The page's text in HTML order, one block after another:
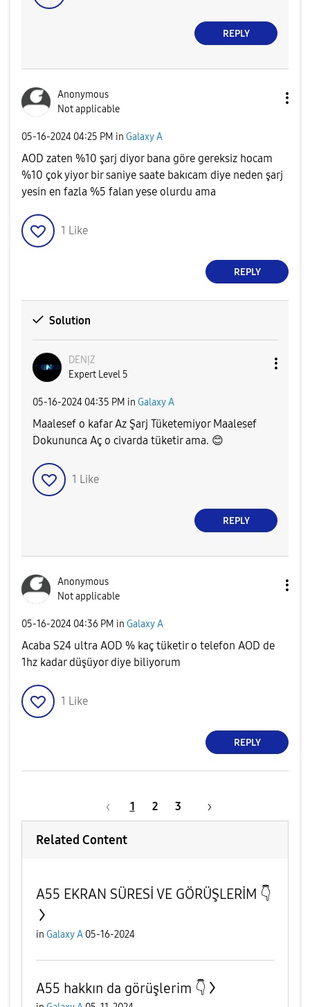
REPLY
Anonymous
Not applicable
‎05-16-2024 04:25 PM in Galaxy A
AOD zaten %10 şarj diyor bana göre gereksiz hocam
%10 çok yiyor bir saniye saate bakıcam diye neden şarj
yesin en fazla %5 falan yese olurdu ama
1 Like
REPLY
Solution
DENỊZ
Expert Level 5
‎05-16-2024 04:35 PM in Galaxy A
Maalesef o kafar Az Şarj Tüketemiyor Maalesef
Dokununca Aç o civarda tüketir ama. 😊
1 Like
REPLY
Anonymous
Not applicable
‎05-16-2024 04:36 PM in Galaxy A
Acaba S24 ultra AOD % kaç tüketir o telefon AOD de
1hz kadar düşüyor diye biliyorum
1 Like
REPLY
1 2 3
Related Content
A55 EKRAN SÜRESİ VE GÖRÜŞLERİM 👇
in Galaxy A 05-16-2024
A55 hakkın da görüşlerim 👇